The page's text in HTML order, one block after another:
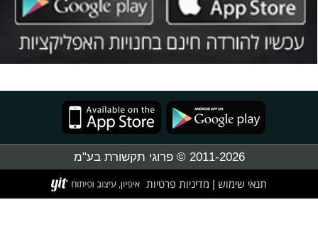
2011-2026 © פרוגי תקשורת בע"מ
תנאי שימוש מדיניות פרטיות